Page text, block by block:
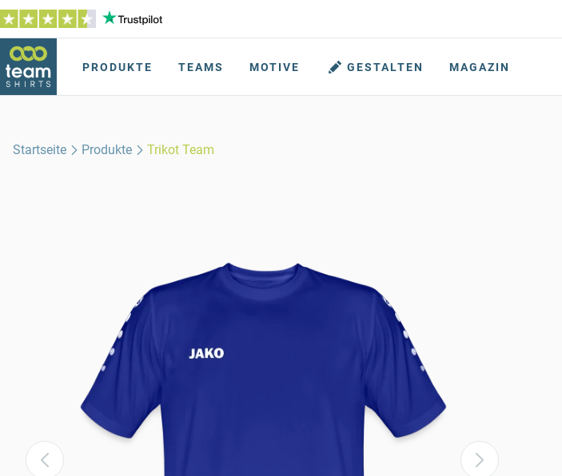
PRODUKTE TEAMS MOTIVE GESTALTEN MAGAZIN
Startseite Produkte Trikot Team